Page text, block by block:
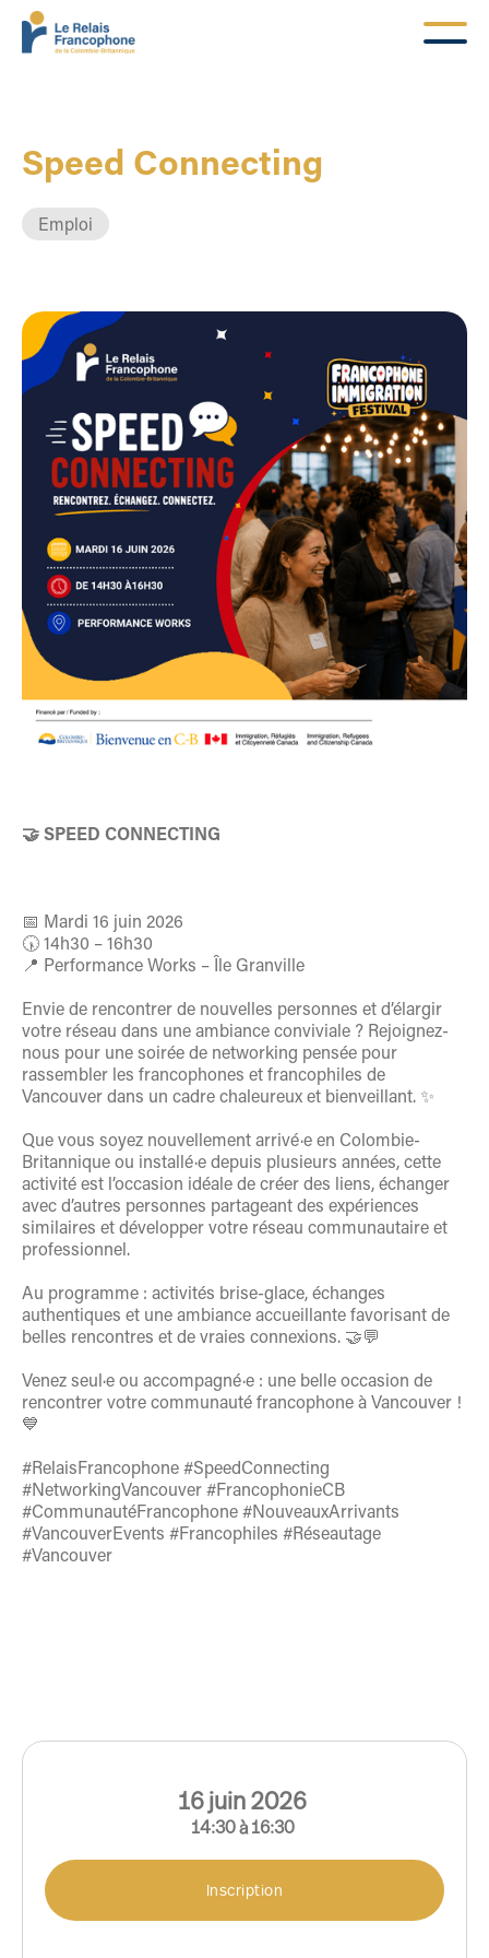
Speed Connecting
Emploi
🤝 SPEED CONNECTING
📅 Mardi 16 juin 2026
🕠 14h30 – 16h30
📍 Performance Works – Île Granville
Envie de rencontrer de nouvelles personnes et d’élargir
votre réseau dans une ambiance conviviale ? Rejoignez-
nous pour une soirée de networking pensée pour
rassembler les francophones et francophiles de
Vancouver dans un cadre chaleureux et bienveillant. ✨
Que vous soyez nouvellement arrivé·e en Colombie-
Britannique ou installé·e depuis plusieurs années, cette
activité est l’occasion idéale de créer des liens, échanger
avec d’autres personnes partageant des expériences
similaires et développer votre réseau communautaire et
professionnel.
Au programme : activités brise-glace, échanges
authentiques et une ambiance accueillante favorisant de
belles rencontres et de vraies connexions. 🤝💬
Venez seul·e ou accompagné·e : une belle occasion de
rencontrer votre communauté francophone à Vancouver !
💙
#RelaisFrancophone #SpeedConnecting
#NetworkingVancouver #FrancophonieCB
#CommunautéFrancophone #NouveauxArrivants
#VancouverEvents #Francophiles #Réseautage
#Vancouver
16juin2026
14:30à16:30
Inscription